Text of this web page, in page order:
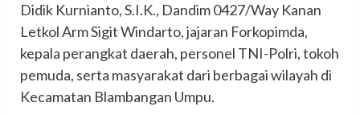
Didik Kurnianto, S.I.K., Dandim 0427/Way Kanan
Letkol Arm Sigit Windarto, jajaran Forkopimda,
kepala perangkat daerah, personel TNI-Polri, tokoh
pemuda, serta masyarakat dari berbagai wilayah di
Kecamatan Blambangan Umpu.